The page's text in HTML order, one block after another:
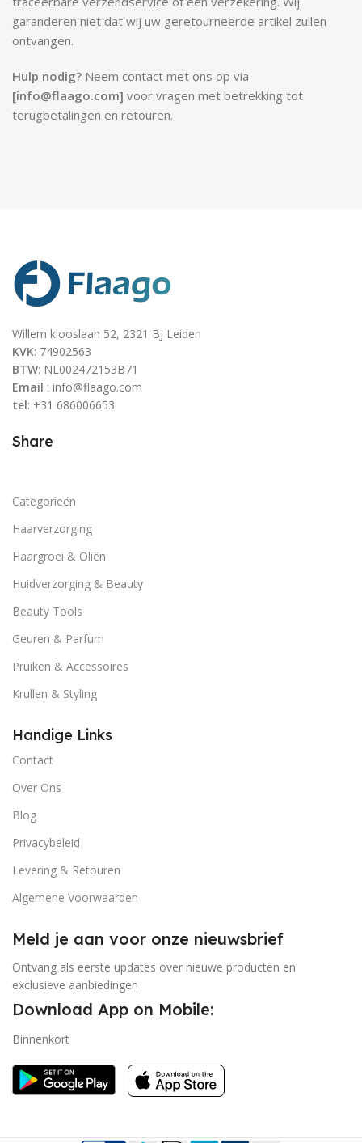
garanderen niet dat wij uw geretourneerde artikel zullen
ontvangen.
Hulp nodig? Neem contact met ons op via
[info@flaago.com] voor vragen met betrekking tot
terugbetalingen en retouren.
Willem klooslaan 52, 2321 BJ Leiden
KVK: 74902563
BTW: NL002472153B71
Email : info@flaago.com
tel: +31 686006653
Share
Categorieën
Haarverzorging
Haargroei & Oliën
Huidverzorging & Beauty
Beauty Tools
Geuren & Parfum
Pruiken & Accessoires
Krullen & Styling
Handige Links
Contact
Over Ons
Blog
Privacybeleid
Levering & Retouren
Algemene Voorwaarden
Meld je aan voor onze nieuwsbrief
Ontvang als eerste updates over nieuwe producten en
exclusieve aanbiedingen
Download App on Mobile:
Binnenkort